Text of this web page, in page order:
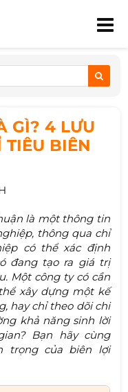
GÌ? 4 LƯU
TIÊU BIÊN
là một thông tin
thông qua chỉ
có thể xác định
đang tạo ra giá trị
Một công ty có cần
xây dựng một kế
hay chỉ theo dõi chi
khả năng sinh lời
Bạn hãy cùng
trọng của biên lợi